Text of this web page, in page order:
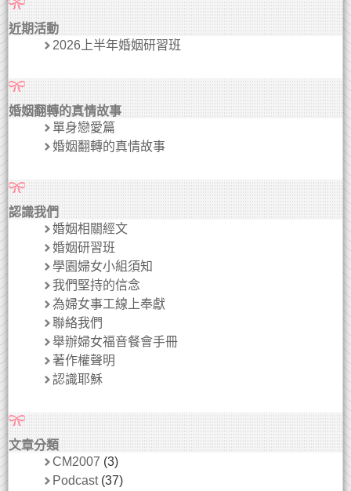
近期活動
2026上半年婚姻研習班
婚姻翻轉的真情故事
單身戀愛篇
婚姻翻轉的真情故事
認識我們
婚姻相關經文
婚姻研習班
學園婦女小組須知
我們堅持的信念
為婦女事工線上奉獻
聯絡我們
舉辦婦女福音餐會手冊
著作權聲明
認識耶穌
文章分類
CM2007 (3)
Podcast(37)